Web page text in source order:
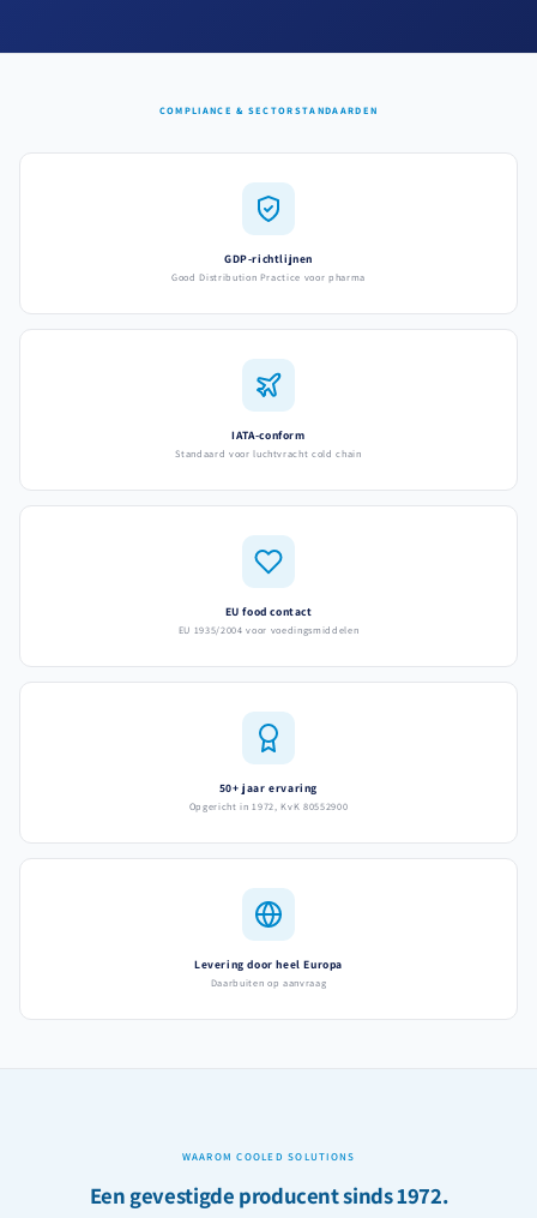
COMPLIANCE & SECTORSTANDAARDEN
GDP-richtlijnen
Good Distribution Practice voor pharma
IATA-conform
Standaard voor luchtvracht cold chain
EU food contact
EU 1935/2004 voor voedingsmiddelen
50+ jaar ervaring
Opgericht in 1972, KvK 80552900
Levering door heel Europa
Daarbuiten op aanvraag
WAAROM COOLED SOLUTIONS
Een gevestigde producent sinds 1972.